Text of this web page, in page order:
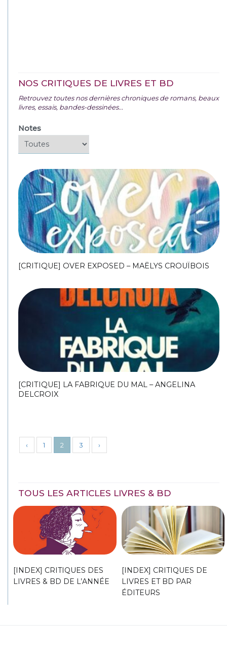
NOS CRITIQUES DE LIVRES ET BD
Retrouvez toutes nos dernières chroniques de romans, beaux
livres, essais, bandes-dessinées...
Notes
[CRITIQUE] OVER EXPOSED – MAËLYS CROUÏBOIS
[CRITIQUE] LA FABRIQUE DU MAL – ANGELINA
DELCROIX
‹ 1 2 3 ›
TOUS LES ARTICLES LIVRES & BD
[INDEX] CRITIQUES DES
LIVRES & BD DE L’ANNÉE
[INDEX] CRITIQUES DE
LIVRES ET BD PAR
ÉDITEURS